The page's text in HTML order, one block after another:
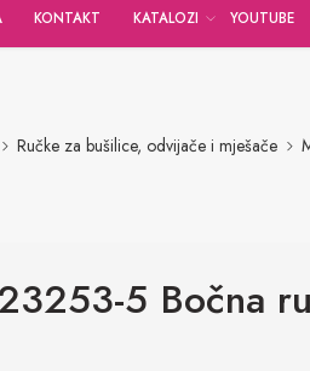
KONTAKT KATALOZI YOUTUBE
Ručke za bušilice, odvijače i mješače
5 Bočna